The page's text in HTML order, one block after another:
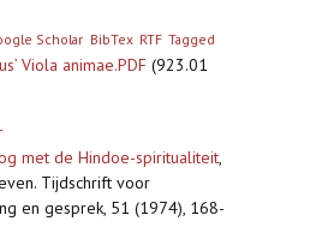
Scholar BibTex RTF Tagged
Viola animae.PDF (923.01
met de Hindoe-spiritualiteit,
Tijdschrift voor
en gesprek, 51 (1974), 168-